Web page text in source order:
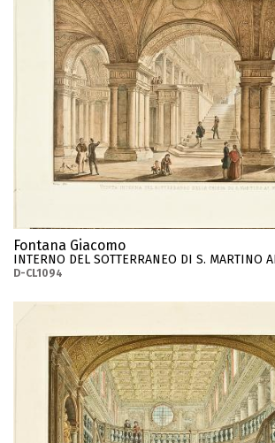
Fontana Giacomo
INTERNO DEL SOTTERRANEO DI S. MARTINO
D-CL1094